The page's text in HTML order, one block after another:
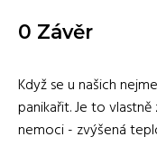
0 Závěr
Když se u našich
panikařit. Je to
nemoci - zvýšená